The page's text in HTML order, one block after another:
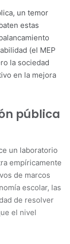
un temor
estas
(el MEP
la sociedad
en la mejora
pública
un laboratorio
empíricamente
de marcos
escolar, las
de resolver
el nivel